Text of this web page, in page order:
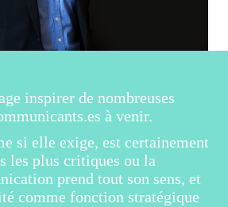
inspirer de nombreuses
à venir.
si elle exige, est certainement
les plus critiques ou la
prend tout son sens, et
comme fonction stratégique